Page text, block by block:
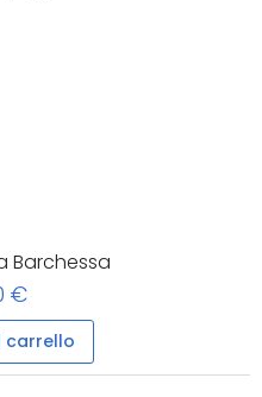
Barchessa
€
carrello